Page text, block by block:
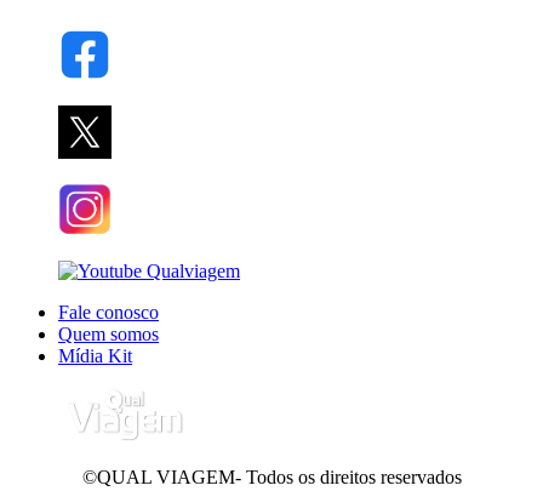
Fale conosco
Quem somos
Mídia Kit
©QUAL VIAGEM- Todos os direitos reservados